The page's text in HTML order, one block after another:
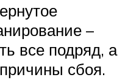
–
все подряд, а
сбоя.